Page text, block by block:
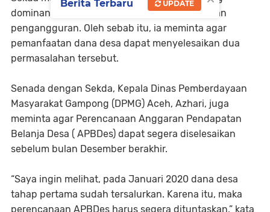
dominan saat ini di desa adalah kemiskinan dan
pengangguran. Oleh sebab itu, ia meminta agar
pemanfaatan dana desa dapat menyelesaikan dua
permasalahan tersebut.
Senada dengan Sekda, Kepala Dinas Pemberdayaan
Masyarakat Gampong (DPMG) Aceh, Azhari, juga
meminta agar Perencanaan Anggaran Pendapatan
Belanja Desa ( APBDes) dapat segera diselesaikan
sebelum bulan Desember berakhir.
“Saya ingin melihat, pada Januari 2020 dana desa
tahap pertama sudah tersalurkan. Karena itu, maka
perencanaan APBDes harus segera dituntaskan,” kata
Berita Terbaru UPDATE